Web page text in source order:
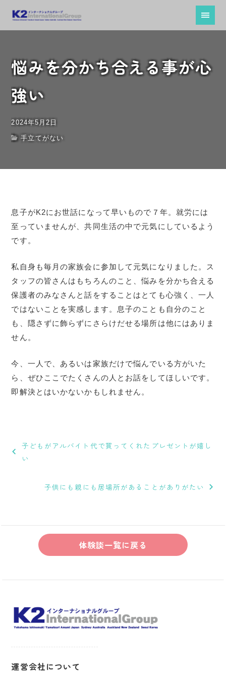
悩みを分かち合える事が心
強い
2024年5月2日
手立てがない
息子がK2にお世話になって早いもので７年。就労には
至っていませんが、共同生活の中で元気にしているよう
です。
私自身も毎月の家族会に参加して元気になりました。ス
タッフの皆さんはもちろんのこと、悩みを分かち合える
保護者のみなさんと話をすることはとても心強く、一人
ではないことを実感します。息子のことも自分のこと
も、隠さずに飾らずにさらけだせる場所は他にはありま
せん。
今、一人で、あるいは家族だけで悩んでいる方がいた
ら、ぜひここでたくさんの人とお話をしてほしいです。
即解決とはいかないかもしれません。
ナ
子どもがアルバイト代で買ってくれたプレゼントが嬉し
い
子供にも親にも居場所があることがありがたい
体験談一覧に戻る
運営会社について